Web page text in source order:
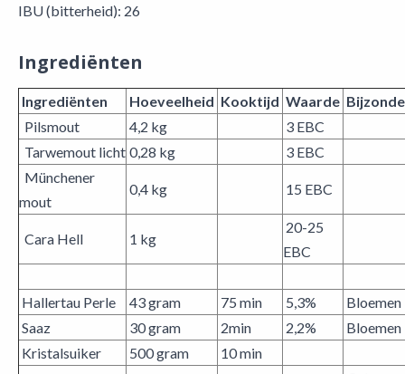
IBU (bitterheid): 26
Ingrediënten
Ingrediënten Hoeveelheid Kooktijd Waarde
Pilsmout
4,2 kg
3 EBC
Tarwemout licht 0,28 kg
3 EBC
Münchener
mout
0,4 kg 15 EBC
Cara Hell 1 kg
20-25
EBC
Hallertau Perle 43 gram 75 min 5,3%
Bloemen
Saaz
30 gram 2min 2,2%
Bloemen
Kristalsuiker
500 gram 10 min